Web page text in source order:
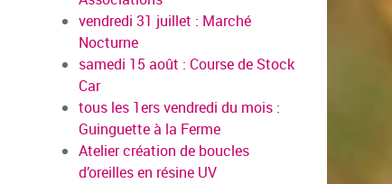
vendredi 31 juillet : Marché
Nocturne
samedi 15 août : Course de Stock
Car
tous les 1ers vendredi du mois :
Guinguette à la Ferme
Atelier création de boucles
d’oreilles en résine UV